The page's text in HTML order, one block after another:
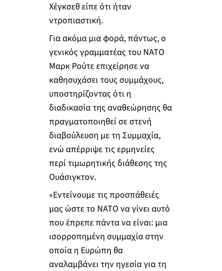
Χέγκσεθ είπε ότι ήταν
ντροπιαστική.
Για ακόμα μια φορά, πάντως, ο
γενικός γραμματέας του ΝΑΤΟ
Μαρκ Ρούτε επιχείρησε να
καθησυχάσει τους συμμάχους,
υποστηρίζοντας ότι η
διαδικασία της αναθεώρησης θα
πραγματοποιηθεί σε στενή
διαβούλευση με τη Συμμαχία,
ενώ απέρριψε τις ερμηνείες
περί τιμωρητικής διάθεσης της
Ουάσιγκτον.
«Εντείνουμε τις προσπάθειές
μας ώστε το ΝΑΤΟ να γίνει αυτό
που έπρεπε πάντα να είναι: μια
ισορροπημένη συμμαχία στην
οποία η Ευρώπη θα
αναλαμβάνει την ηγεσία για τη